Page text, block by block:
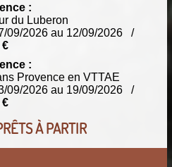
:
du Luberon
09/2026 au 12/09/2026 /
€
:
Provence en VTTAE
09/2026 au 19/09/2026 /
€
À PARTIR